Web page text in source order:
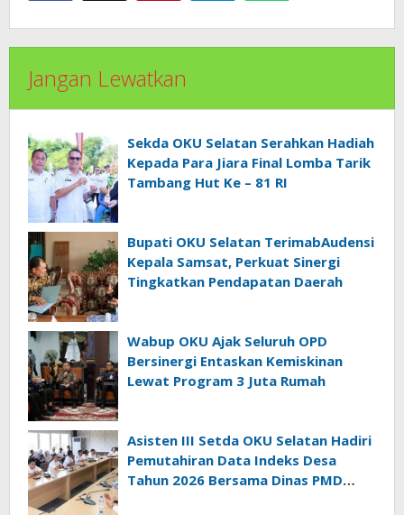
Jangan Lewatkan
Sekda OKU Selatan Serahkan Hadiah
Kepada Para Jiara Final Lomba Tarik
Tambang Hut Ke – 81 RI
Bupati OKU Selatan TerimabAudensi
Kepala Samsat, Perkuat Sinergi
Tingkatkan Pendapatan Daerah
Wabup OKU Ajak Seluruh OPD
Bersinergi Entaskan Kemiskinan
Lewat Program 3 Juta Rumah
Asisten III Setda OKU Selatan Hadiri
Pemutahiran Data Indeks Desa
Tahun 2026 Bersama Dinas PMD